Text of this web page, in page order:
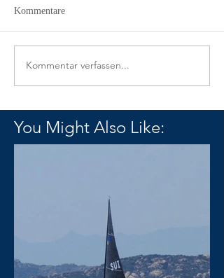
Kommentare
Kommentar verfassen...
You Might Also Like: